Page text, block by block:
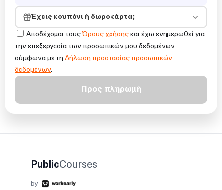
Έχεις κουπόνι ή δωροκάρτα;
Αποδέχομαι τους Όρους χρήσης και έχω ενημερωθεί για
την επεξεργασία των προσωπικών μου δεδομένων,
σύμφωνα με τη Δήλωση προστασίας προσωπικών
δεδομένων.
Προς πληρωμή
PublicCourses
by